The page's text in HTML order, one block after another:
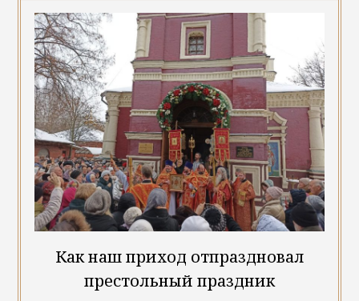
Как наш приход отпраздновал
престольный праздник